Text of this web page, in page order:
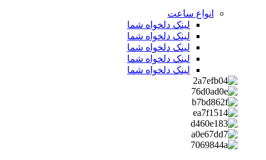
انواع ساعت
لینک دلخواه شما
لینک دلخواه شما
لینک دلخواه شما
لینک دلخواه شما
لینک دلخواه شما